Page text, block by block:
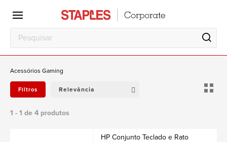
Escritório
Local
trabalho
Acessórios Gaming
Filtros Relevância
1 - 1 de 4 produtos
HP Conjunto Teclado e Rato